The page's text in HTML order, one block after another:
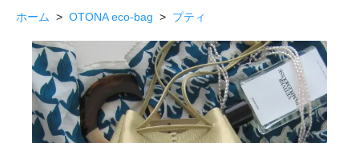
ホーム > OTONA eco-bag > プティ